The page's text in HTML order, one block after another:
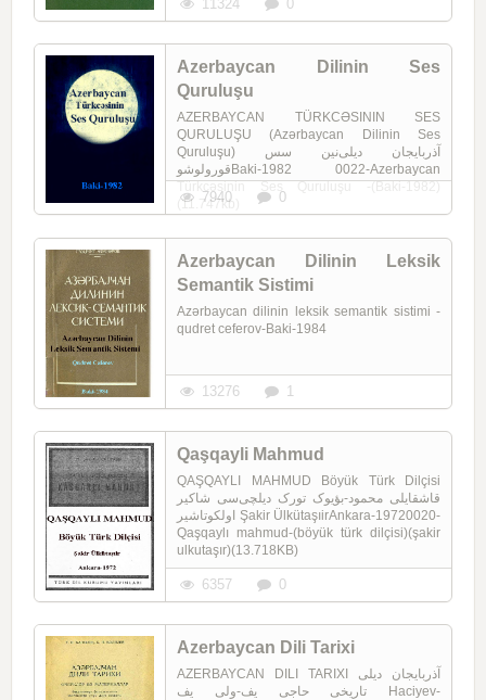
11324 0
Azerbaycan Dilinin Ses
Quruluşu
AZERBAYCAN TÜRKCƏSININ SES
QURULUŞU (Azərbaycan Dilinin Ses
Quruluşu) آذربایجان دیلی‌نین سس
قورولوشوBaki-1982 0022-Azerbaycan
(11.747kb)
7940 0
Azerbaycan Dilinin Leksik
Semantik Sistimi
Azərbaycan dilinin leksik semantik sistimi -
qudret ceferov-Baki-1984
13276 1
Qaşqayli Mahmud
QAŞQAYLI MAHMUD Böyük Türk Dilçisi
قاشقایلی محمود-بؤیوک تورک دیلچی‌سی شاکیر
اولکوتاشیر Şakir ÜlkütaşıirAnkara-19720020-
Qaşqaylı mahmud-(böyük türk dilçisi)(şakir
ulkutaşır)(13.718KB)
6357 0
Azerbaycan Dili Tarixi
AZERBAYCAN DILI TARIXI آذربایجان دیلی
تاریخی حاجی یف-ولی یف Haciyev-